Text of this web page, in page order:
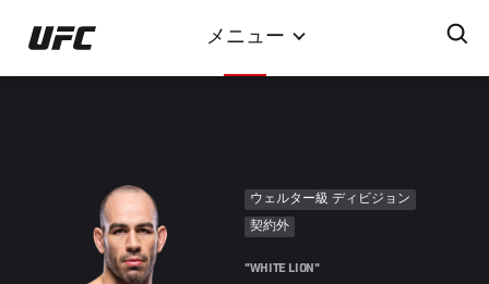
イ
ン
メニュー
ウェルター級 ディビジョン
契約外
"WHITE LION"